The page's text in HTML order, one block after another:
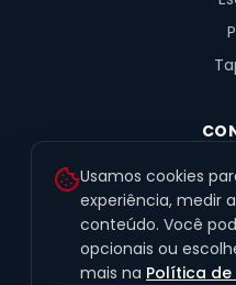
R. Fernandes
Alto da XV ·
(41)
Usamos cookies
experiência, medir
conteúdo. Você
opcionais ou
mais na Política